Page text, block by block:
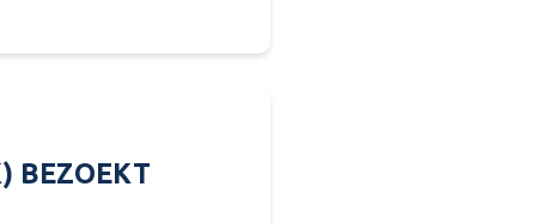
initiatieven in Rivierenland uit het Regionaal
BEZOEKT